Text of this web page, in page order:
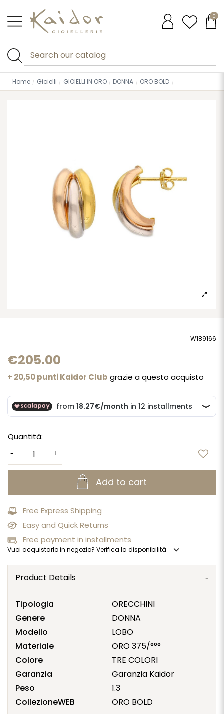
0
Home Gioielli GIOIELLI IN ORO DONNA ORO BOLD
W189166
€205.00
+ 20,50 punti Kaidor Club grazie a questo acquisto
Quantità:
Add to cart
Free Express Shipping
Easy and Quick Returns
Free payment in installments
Vuoi acquistarlo in negozio? Verifica la disponibilità expand_more
Product Details
Tipologia
ORECCHINI
Genere
DONNA
Modello
LOBO
Materiale
ORO 375/°°°
Colore
TRE COLORI
Garanzia
Garanzia Kaidor
Peso
1.3
CollezioneWEB
ORO BOLD